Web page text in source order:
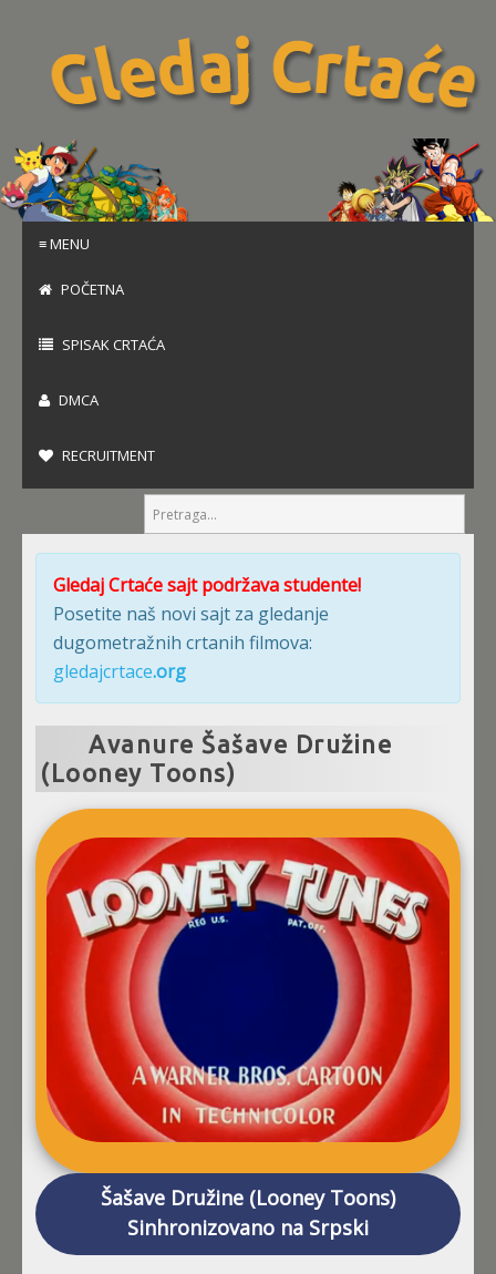
≡ MENU
POČETNA
SPISAK CRTAĆA
DMCA
RECRUITMENT
Gledaj Crtaće sajt podržava studente!
Posetite naš novi sajt za gledanje
dugometražnih crtanih filmova:
gledajcrtace.org
Avanure Šašave Družine
(Looney Toons)
Šašave Družine (Looney Toons)
Sinhronizovano na Srpski